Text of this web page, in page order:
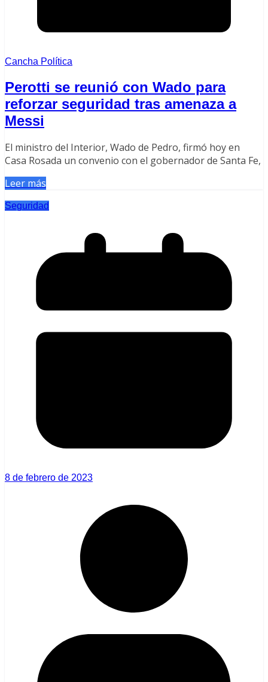
Cancha Política
Perotti se reunió con Wado para
reforzar seguridad tras amenaza a
Messi
El ministro del Interior, Wado de Pedro, firmó hoy en
Casa Rosada un convenio con el gobernador de Santa Fe,
Leer más
Seguridad
8 de febrero de 2023